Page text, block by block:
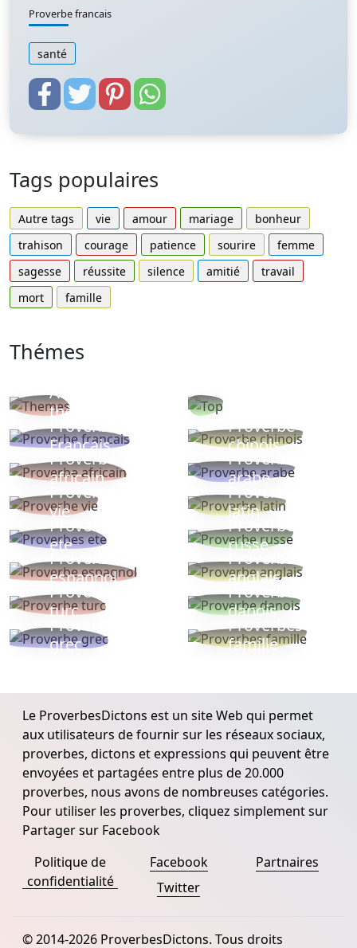
Proverbe francais
santé
Tags populaires
Autre tags vie amour mariage
bonheur
trahison
courage patience sourire
femme
sagesse
réussite silence amitié
travail
mort
famille
Thémes
Autres
thèmes
Proverbe
Français
Proverbe
chinois
Proverbe
africain
Proverbe
arabe
Proverbe
vie
Proverbe
latin
Proverbes
ete
Proverbe
russe
Proverbe
espagnol
Proverbe
anglais
Proverbe
turc
Proverbe
danois
Proverbe
grec
Proverbes
famille
Le ProverbesDictons est un site Web qui permet
aux utilisateurs de fournir sur les réseaux sociaux,
proverbes, dictons et expressions qui peuvent être
envoyées et partagées entre plus de 20.000
proverbes, nous avons de nombreuses catégories.
Pour utiliser les proverbes, cliquez simplement sur
Partager sur Facebook
Politique de
confidentialité
Facebook
Twitter
Partnaires
© 2014-2026 ProverbesDictons. Tous droits